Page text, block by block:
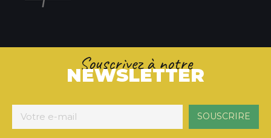
Souscrivez à notre
NEWSLETTER